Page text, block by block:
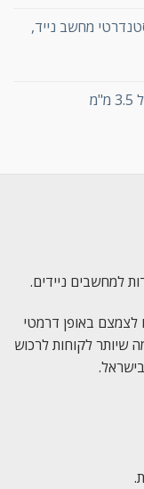
מחשב נייד,
למחשבים ניידים.
לצמצם באופן דרמטי
שיותר לקוחות לרכוש